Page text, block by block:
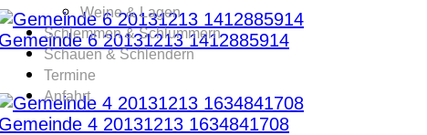
Weine & Lagen
Schlemmen & Schlummern
Schauen & Schlendern
Termine
Anfahrt
6 20131213 1412885914
4 20131213 1634841708